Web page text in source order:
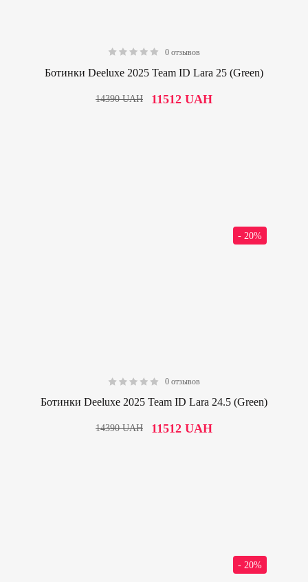
0 отзывов
Ботинки Deeluxe 2025 Team ID Lara 25 (Green)
11512 UAH
14390UAH
- 20%
0 отзывов
Ботинки Deeluxe 2025 Team ID Lara 24.5 (Green)
11512 UAH
14390UAH
- 20%